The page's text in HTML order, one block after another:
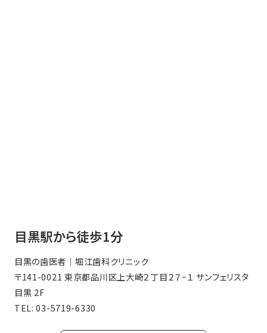
目黒駅から徒歩1分
目黒の歯医者｜堀江歯科クリニック
〒141-0021 東京都品川区上大崎２丁目２７−１ サンフェリスタ
目黒 2F
TEL:03-5719-6330